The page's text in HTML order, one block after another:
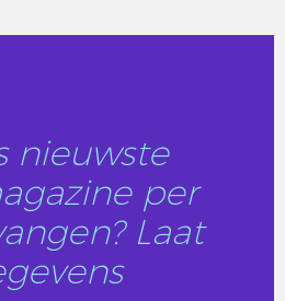
nieuwste
per
Laat